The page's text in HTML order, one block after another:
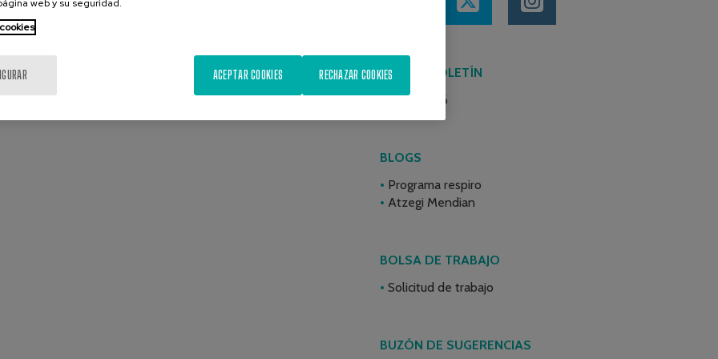
ÚLTIMO BOLETÍN
Junio 2026
BLOGS
Programa respiro
Atzegi Mendian
BOLSA DE TRABAJO
Solicitud de trabajo
BUZÓN DE SUGERENCIAS
web y su seguridad.
RECHAZAR COOKIES
ACEPTAR COOKIES